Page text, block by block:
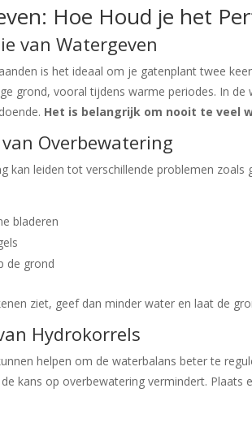
Hoe Houd je het
van Watergeven
is het ideaal om je gatenplant twee
grond, vooral tijdens warme periodes. In
Het is belangrijk om nooit te veel
Overbewatering
kan leiden tot verschillende problemen
bladeren
de grond
ziet, geef dan minder water en laat de
Hydrokorrels
helpen om de waterbalans beter te
kans op overbewatering vermindert.